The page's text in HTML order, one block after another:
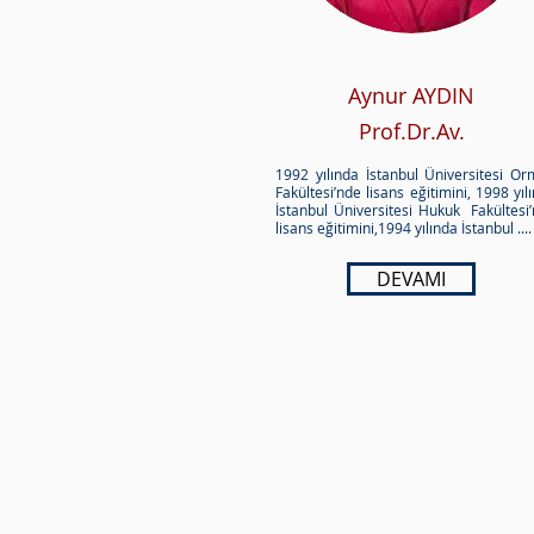
Aynur AYDIN
Prof.Dr.Av.
1992 yılında İstanbul Üniversitesi
Fakültesi’nde lisans eğitimini, 1998
İstanbul Üniversitesi Hukuk
lisans eğitimini,1994 yılında İstanbul ....
DEVAMI